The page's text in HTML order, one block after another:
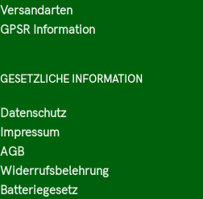
Versandarten
GPSR Information
GESETZLICHE INFORMATION
Datenschutz
Impressum
AGB
Widerrufsbelehrung
Batteriegesetz